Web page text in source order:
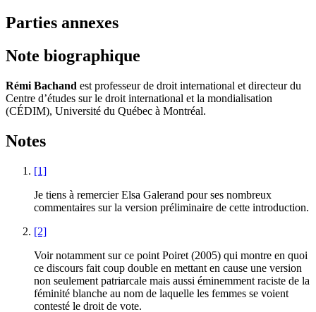
Parties annexes
Note biographique
Rémi Bachand est professeur de droit international et directeur du
Centre d’études sur le droit international et la mondialisation
(CÉDIM), Université du Québec à Montréal.
Notes
[1]
Je tiens à remercier Elsa Galerand pour ses nombreux
commentaires sur la version préliminaire de cette introduction.
[2]
Voir notamment sur ce point Poiret (2005) qui montre en quoi
ce discours fait coup double en mettant en cause une version
non seulement patriarcale mais aussi éminemment raciste de la
féminité blanche au nom de laquelle les femmes se voient
contesté le droit de vote.